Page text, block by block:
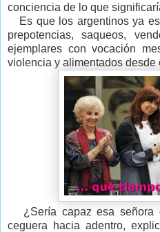
conciencia de lo que
Es que los argentinos ya
prepotencias, saqueos,
ejemplares con vocación
violencia y alimentados desde
¿Sería capaz esa señora
ceguera hacia adentro,